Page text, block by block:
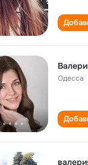
Одесса